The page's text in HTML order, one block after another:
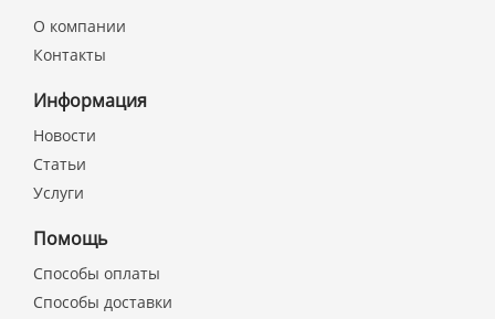
О компании
Контакты
Информация
Новости
Статьи
Услуги
Помощь
Способы оплаты
Способы доставки